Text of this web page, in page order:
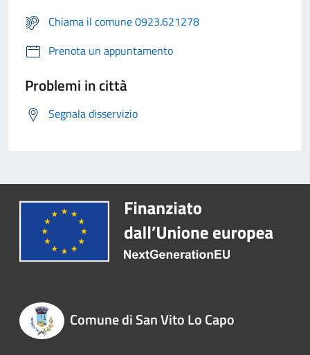
Chiama il comune 0923.621278
Prenota un appuntamento
Problemi in città
Segnala disservizio
Comune di San Vito Lo Capo